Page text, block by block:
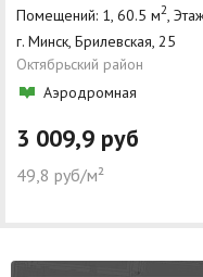
Помещений: 1, 60.5 м2,
г. Минск, Брилевская, 25
Октябрьский район
Аэродромная
3 009,9 руб
49,8 руб/м²